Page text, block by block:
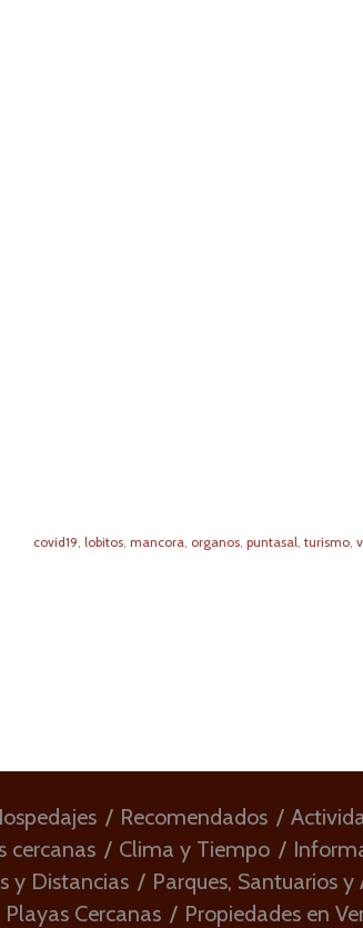
covid19, lobitos, mancora, organos, puntasal, turismo,
Recomendados
cercanas
Clima y Tiempo
y Distancias
Parques, Santuarios
Cercanas
Propiedades en